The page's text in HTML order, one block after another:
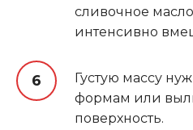
сливочное
интенсивно
Густую массу
формам или
поверхность.